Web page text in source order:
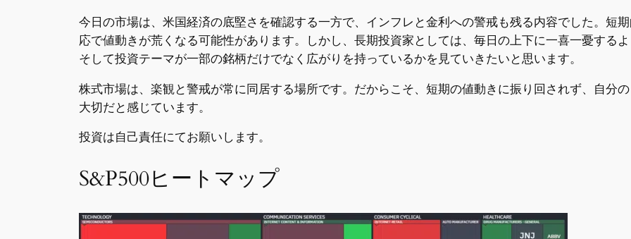
今日の市場は、米国経済の底堅さを確認する一方で、インフレと金利への警戒も残る内容でした。短
応で値動きが荒くなる可能性があります。しかし、長期投資家としては、毎日の上下に一喜一憂する
そして投資テーマが一部の銘柄だけでなく広がりを持っているかを見ていきたいと思います。
株式市場は、楽観と警戒が常に同居する場所です。だからこそ、短期の値動きに振り回されず、自分
大切だと感じています。
投資は自己責任にてお願いします。
S&P500ヒートマップ